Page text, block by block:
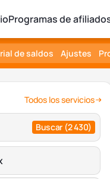
Programas de
de saldos Ajustes
Todos los servicios
Buscar (2 430)